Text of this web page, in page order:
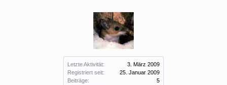
Letzte Aktivität:
3. März 2009
Registriert seit:
25. Januar 2009
Beiträge:
5